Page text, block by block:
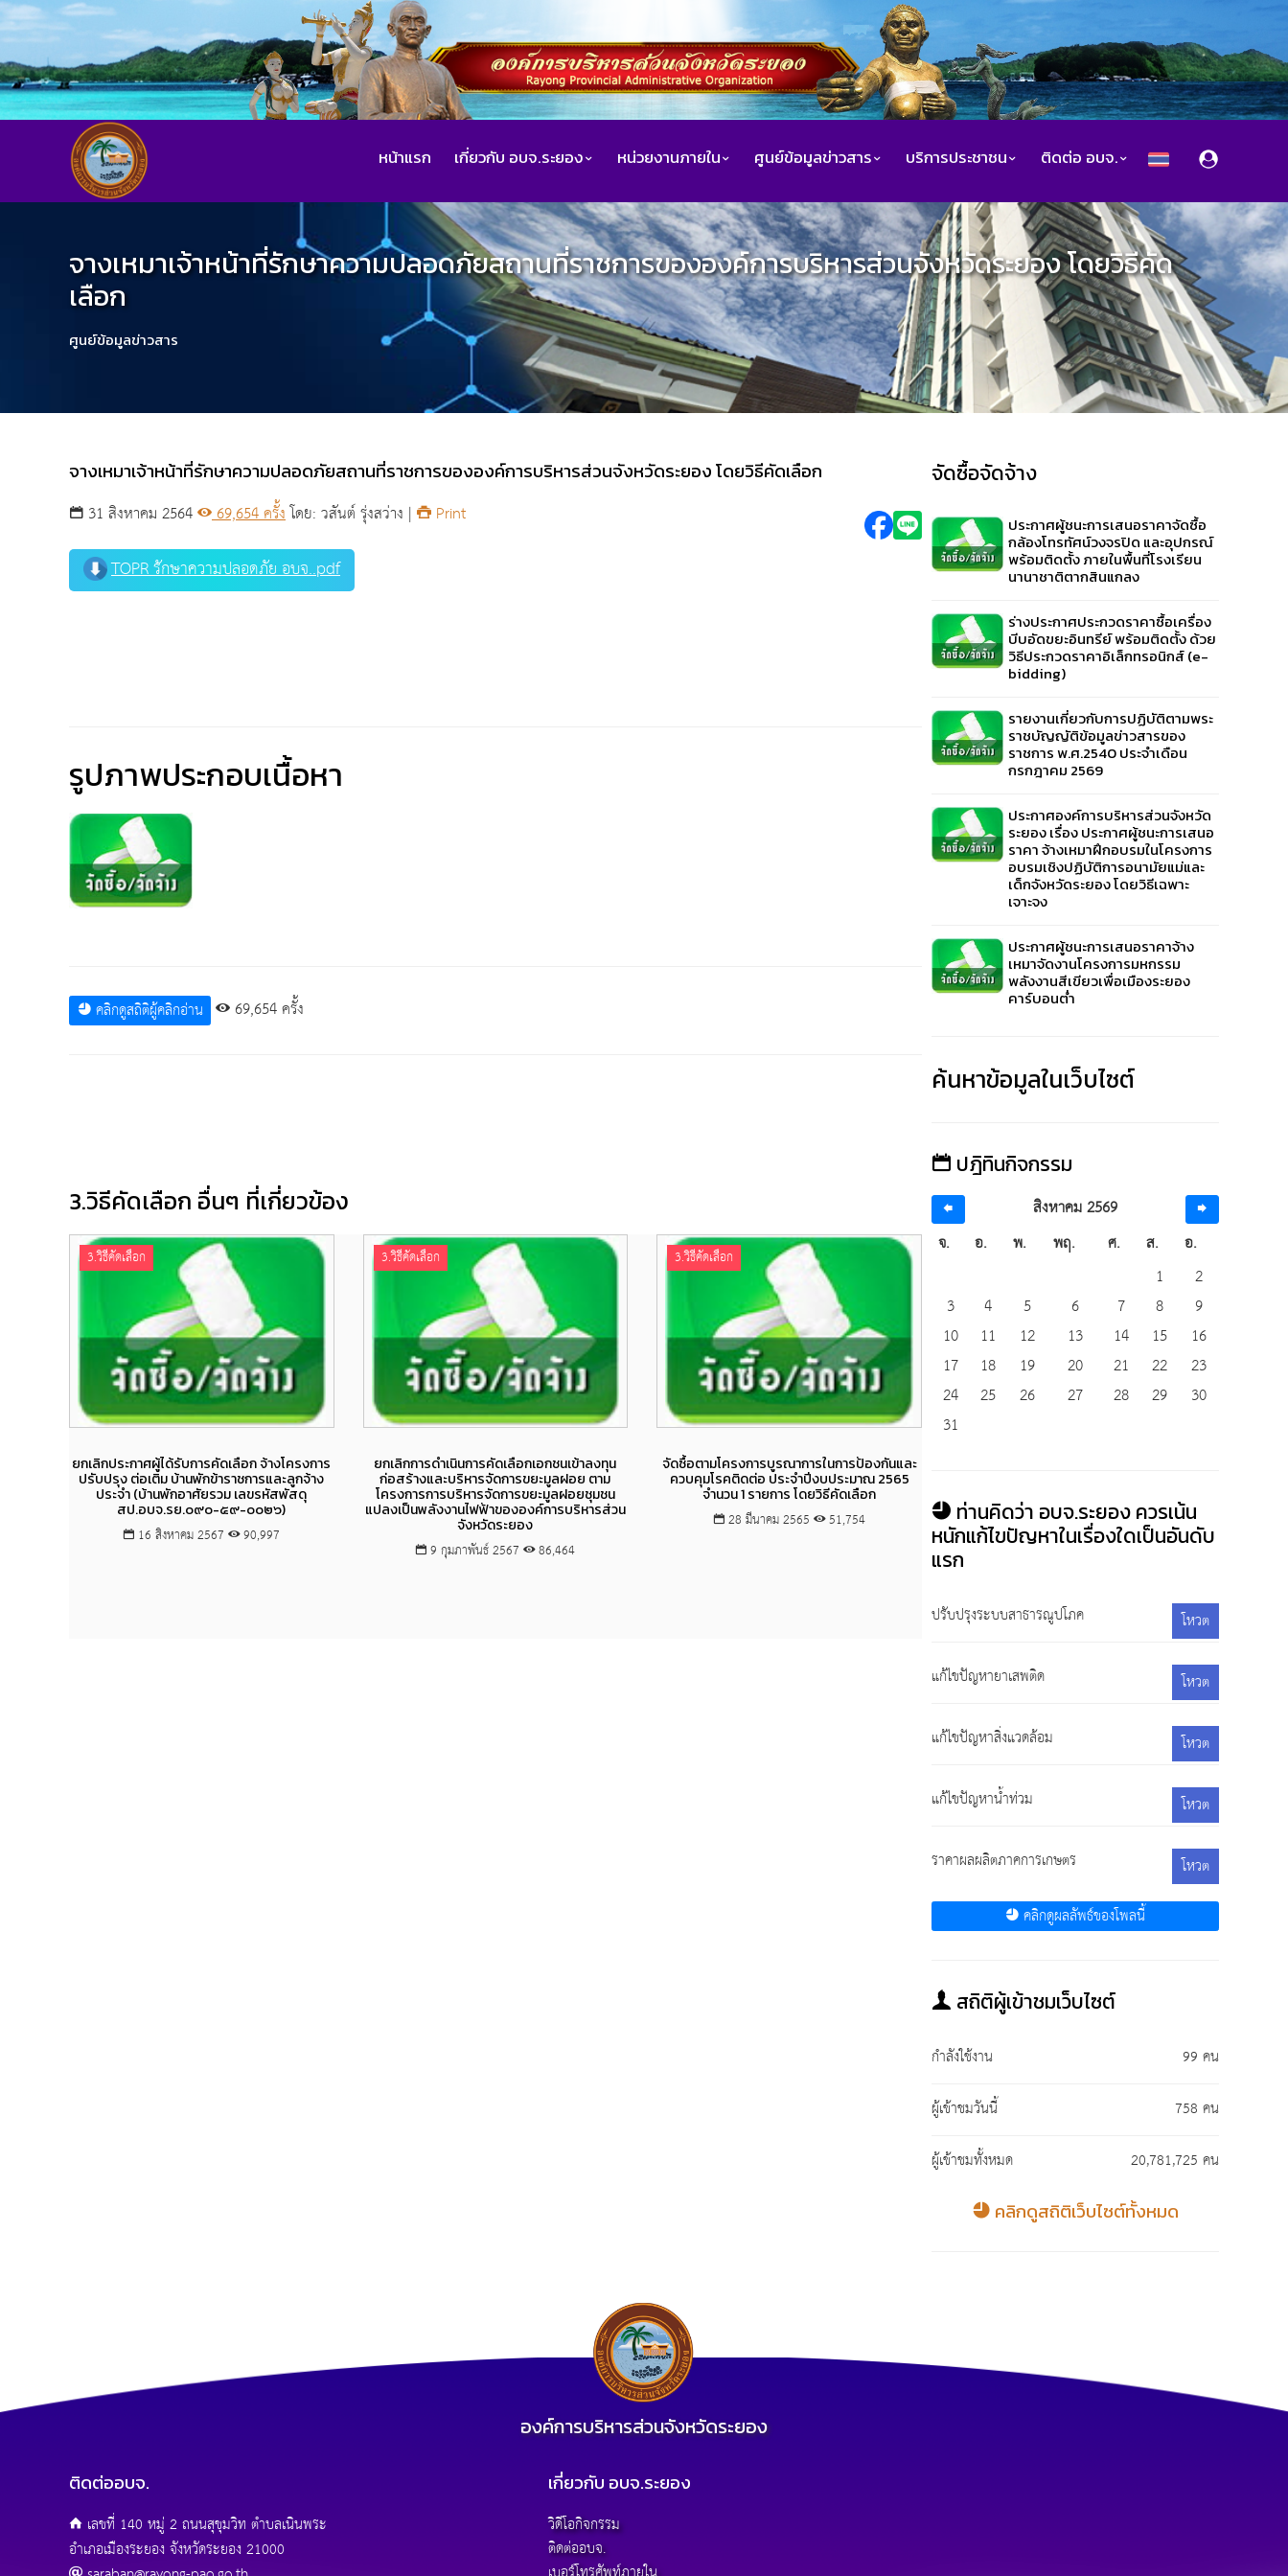
หน้าแรก เกี่ยวกับ อบจ.ระยอง หน่วยงานภายใน ศูนย์ข้อมูลข่าวสาร บริการประชาชน ติดต่อ อบจ.
จางเหมาเจ้าหน้าที่รักษาความปลอดภัยสถานที่ราชการขององค์การบริหารส่วนจังหวัดระยอง โดยวิธีคัด
เลือก
ศูนย์ข้อมูลข่าวสาร
จางเหมาเจ้าหน้าที่รักษาความปลอดภัยสถานที่ราชการขององค์การบริหารส่วนจังหวัดระยอง โดยวิธีคัดเลือก
31 สิงหาคม 2564 69,654 ครั้งโดย: วสันต์ รุ่งสว่าง | Print
TOPR รักษาความปลอดภัย อบจ..pdf
รูปภาพประกอบเนื้อหา
คลิกดูสถิติผู้คลิกอ่าน 69,654 ครั้ง
3.วิธีคัดเลือก อื่นๆ ที่เกี่ยวข้อง
3.วิธีคัดเลือก
ยกเลิกประกาศผู้ได้รับการคัดเลือก จ้างโครงการ
ปรับปรุง ต่อเติม บ้านพักข้าราชการและลูกจ้าง
ประจำ (บ้านพักอาศัยรวม เลขรหัสพัสดุ
สป.อบจ.รย.๐๙๐-๕๙-๐๐๒๖)
16 สิงหาคม 2567 90,997
3.วิธีคัดเลือก
ยกเลิกการดำเนินการคัดเลือกเอกชนเข้าลงทุน
ก่อสร้างและบริหารจัดการขยะมูลฝอย ตาม
โครงการการบริหารจัดการขยะมูลฝอยชุมชน
แปลงเป็นพลังงานไฟฟ้าขององค์การบริหารส่วน
จังหวัดระยอง
9 กุมภาพันธ์ 2567 86,464
3.วิธีคัดเลือก
จัดซื้อตามโครงการบูรณาการในการป้องกันและ
ควบคุมโรคติดต่อ ประจำปีงบประมาณ 2565
จำนวน 1 รายการ โดยวิธีคัดเลือก
28 มีนาคม 2565 51,754 1 ตุลาคม 2564 73,506
จัดซื้อจัดจ้าง
ประกาศผู้ชนะการเสนอราคาจัดซื้อ
กล้องโทรทัศน์วงจรปิด และอุปกรณ์
พร้อมติดตั้ง ภายในพื้นที่โรงเรียน
นานาชาติตากสินแกลง
ร่างประกาศประกวดราคาซื้อเครื่อง
บีบอัดขยะอินทรีย์ พร้อมติดตั้ง ด้วย
วิธีประกวดราคาอิเล็กทรอนิกส์ (e-
bidding)
รายงานเกี่ยวกับการปฏิบัติตามพระ
ราชบัญญัติข้อมูลข่าวสารของ
ราชการ พ.ศ.2540 ประจำเดือน
กรกฎาคม 2569
ประกาศองค์การบริหารส่วนจังหวัด
ระยอง เรื่อง ประกาศผู้ชนะการเสนอ
ราคา จ้างเหมาฝึกอบรมในโครงการ
อบรมเชิงปฏิบัติการอนามัยแม่และ
เด็กจังหวัดระยอง โดยวิธีเฉพาะ
เจาะจง
ประกาศผู้ชนะการเสนอราคาจ้าง
เหมาจัดงานโครงการมหกรรม
พลังงานสีเขียวเพื่อเมืองระยอง
คาร์บอนต่ำ
ค้นหาข้อมูลในเว็บไซต์
ปฎิทินกิจกรรม
สิงหาคม 2569
จ.
อ. พ. พฤ. ศ. ส.
อ.
1
2
3
4 5 6 7 8
9
10
11 12 13 14 15
16
17
18 19 20 21 22
23
24
25 26 27 28 29
30
31
ท่านคิดว่า อบจ.ระยอง ควรเน้น
หนักแก้ไขปัญหาในเรื่องใดเป็นอันดับ
แรก
ปรับปรุงระบบสาธารณูปโภค โหวต
แก้ไขปัญหายาเสพติด โหวต
แก้ไขปัญหาสิ่งแวดล้อม โหวต
แก้ไขปัญหาน้ำท่วม โหวต
ราคาผลผลิตภาคการเกษตร
โหวต
คลิกดูผลลัพธ์ของโพลนี้
สถิติผู้เข้าชมเว็บไซต์
กำลังใช้งาน
99 คน
ผู้เข้าชมวันนี้
758 คน
ผู้เข้าชมทั้งหมด
20,781,725 คน
คลิกดูสถิติเว็บไซต์ทั้งหมด
องค์การบริหารส่วนจังหวัดระยอง
ติดต่ออบจ.
เลขที่ 140 หมู่ 2 ถนนสุขุมวิท ตำบลเนินพระ
อำเภอเมืองระยอง จังหวัดระยอง 21000
เกี่ยวกับ อบจ.ระยอง
วิดีโอกิจกรรม
ติดต่ออบจ.